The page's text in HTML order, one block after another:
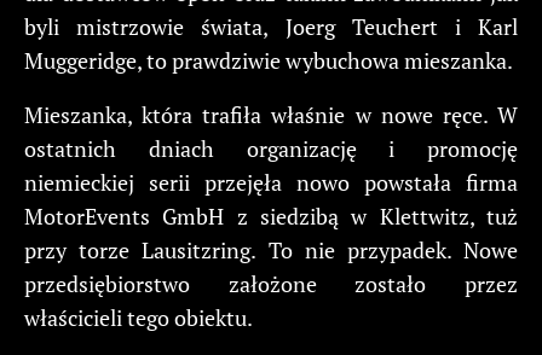
byli mistrzowie świata, Joerg Teuchert i Karl
Muggeridge, to prawdziwie wybuchowa mieszanka.
Mieszanka, która trafiła właśnie w nowe ręce. W
ostatnich dniach organizację i promocję
niemieckiej serii przejęła nowo powstała firma
MotorEvents GmbH z siedzibą w Klettwitz, tuż
przy torze Lausitzring. To nie przypadek. Nowe
przedsiębiorstwo założone zostało przez
właścicieli tego obiektu.